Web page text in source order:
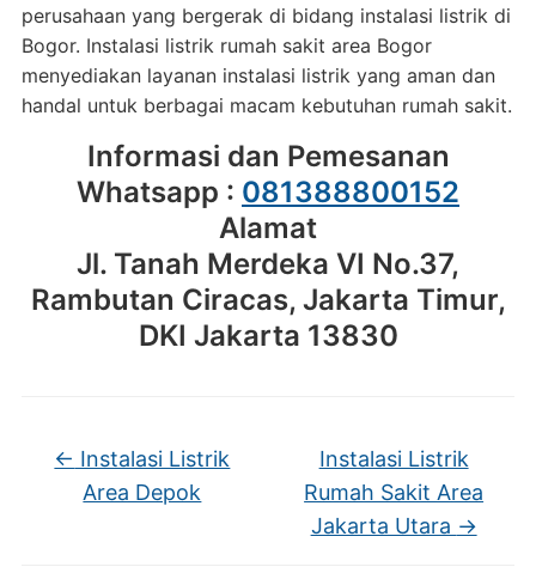
perusahaan yang bergerak di bidang instalasi listrik di
Bogor. Instalasi listrik rumah sakit area Bogor
menyediakan layanan instalasi listrik yang aman dan
handal untuk berbagai macam kebutuhan rumah sakit.
Informasi dan Pemesanan
Whatsapp : 081388800152
Alamat
Jl. Tanah Merdeka VI No.37,
Rambutan Ciracas, Jakarta Timur,
DKI Jakarta 13830
← Instalasi Listrik
Area Depok
Instalasi Listrik
Rumah Sakit Area
Jakarta Utara →